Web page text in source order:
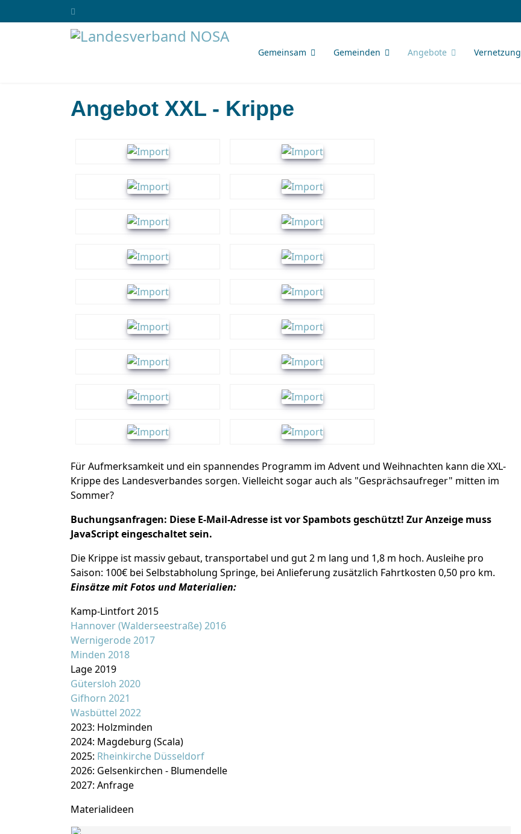
Gemeinsam Gemeinden Angebote Vernetzung
Angebot XXL - Krippe
Für Aufmerksamkeit und ein spannendes Programm im Advent und Weihnachten kann die XXL-
Krippe des Landesverbandes sorgen. Vielleicht sogar auch als "Gesprächsaufreger" mitten im
Sommer?
Buchungsanfragen: Diese E-Mail-Adresse ist vor Spambots geschützt! Zur Anzeige muss
JavaScript eingeschaltet sein.
Die Krippe ist massiv gebaut, transportabel und gut 2 m lang und 1,8 m hoch. Ausleihe pro
Saison: 100€ bei Selbstabholung Springe, bei Anlieferung zusätzlich Fahrtkosten 0,50 pro km.
Einsätze mit Fotos und Materialien:
Kamp-Lintfort 2015
Hannover (Walderseestraße) 2016
Wernigerode 2017
Minden 2018
Lage 2019
Gütersloh 2020
Gifhorn 2021
Wasbüttel 2022
2023: Holzminden
2024: Magdeburg (Scala)
2025: Rheinkirche Düsseldorf
2026: Gelsenkirchen - Blumendelle
2027: Anfrage
Materialideen